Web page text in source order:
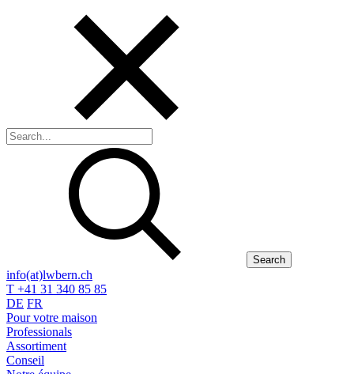
Search
info(at)lwbern.ch
T +41 31 340 85 85
DE FR
Pour votre maison
Professionals
Assortiment
Conseil